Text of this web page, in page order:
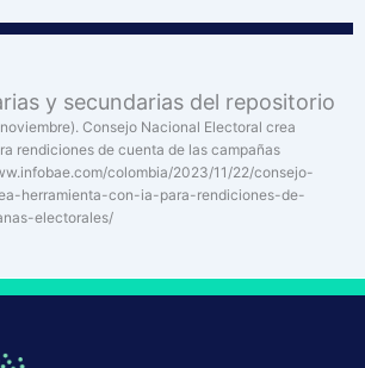
y secundarias del repositorio
Consejo Nacional Electoral crea
rendiciones de cuenta de las campañas
colombia/2023/11/22/consejo-
herramienta-con-ia-para-rendiciones-de-
electorales/